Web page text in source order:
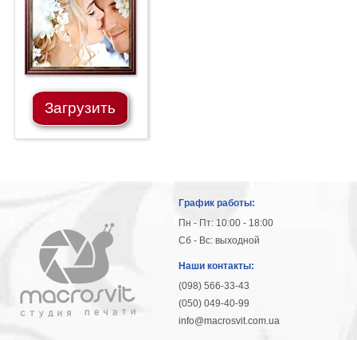
Загрузить
График работы:
Пн - Пт: 10:00 - 18:00
Сб - Вс: выходной
Наши контакты:
(098) 566-33-43
(050) 049-40-99
info@macrosvit.com.ua